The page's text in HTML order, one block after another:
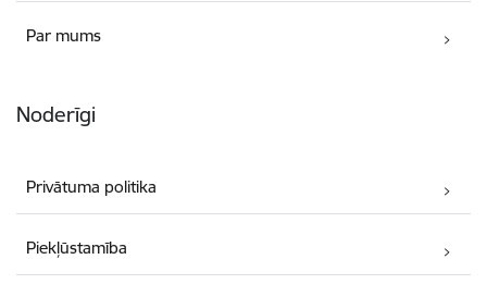
Par mums
Noderīgi
Privātuma politika
Piekļūstamība